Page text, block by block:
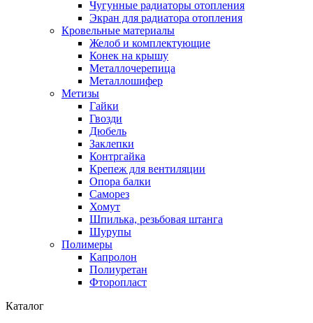
Чугунные радиаторы отопления
Экран для радиатора отопления
Кровельные материалы
Желоб и комплектующие
Конек на крышу
Металлочерепица
Металлошифер
Метизы
Гайки
Гвозди
Дюбель
Заклепки
Контргайка
Крепеж для вентиляции
Опора балки
Саморез
Хомут
Шпилька, резьбовая штанга
Шурупы
Полимеры
Капролон
Полиуретан
Фторопласт
Каталог